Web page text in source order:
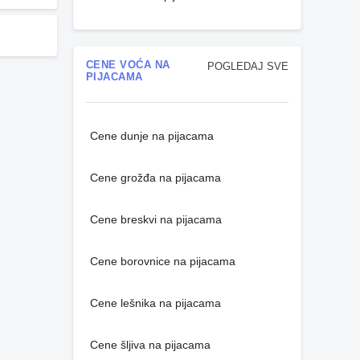
POGLEDAJ SVE
CENE VOĆA NA
PIJACAMA
Cene dunje na pijacama
Cene grožđa na pijacama
Cene breskvi na pijacama
Cene borovnice na pijacama
Cene lešnika na pijacama
Cene šljiva na pijacama